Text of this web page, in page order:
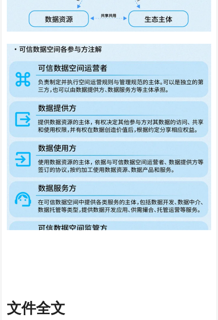
文件全文